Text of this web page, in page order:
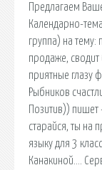
Предлагаем
Календарно-
группа) на тему:
продаже,
приятные глазу
Рыбников
Позитив))
старайся, ты на
языку для 3
Канакиной….